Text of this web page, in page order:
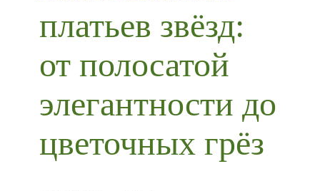
платьев звёзд:
от полосатой
элегантности до
цветочных грёз